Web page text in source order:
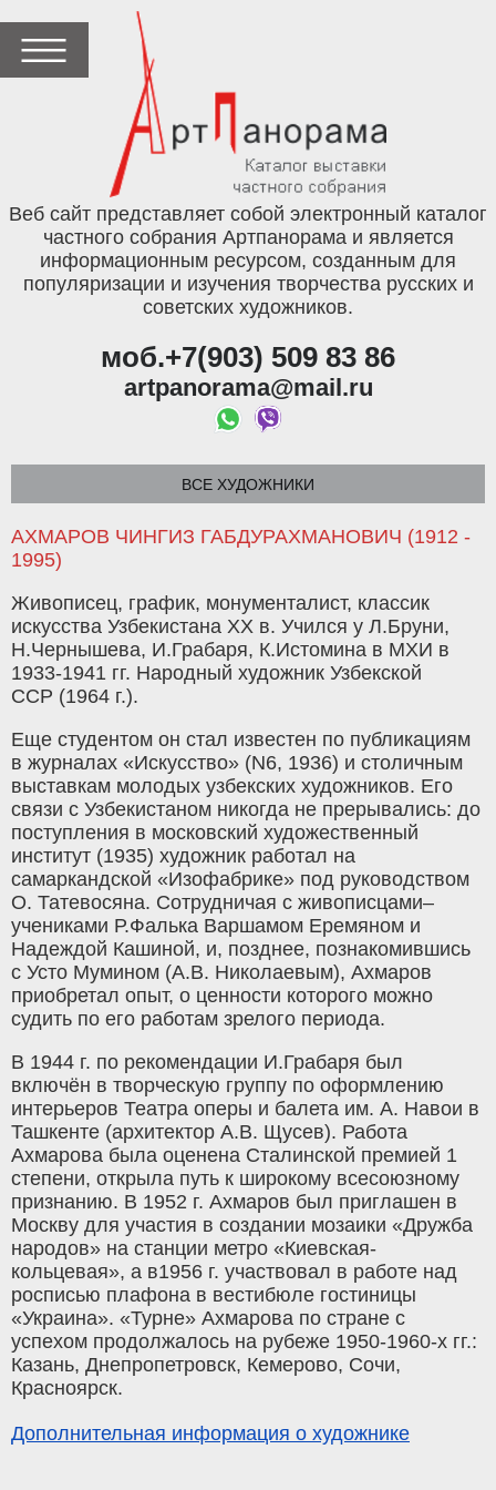
Веб сайт представляет собой электронный каталог
частного собрания Артпанорама и является
информационным ресурсом, созданным для
популяризации и изучения творчества русских и
советских художников.
моб.+7(903) 509 83 86
artpanorama@mail.ru
ВСЕ ХУДОЖНИКИ
АХМАРОВ ЧИНГИЗ ГАБДУРАХМАНОВИЧ (1912 -
1995)
Живописец, график, монументалист, классик
искусства Узбекистана ХХ в. Учился у Л.Бруни,
Н.Чернышева, И.Грабаря, К.Истомина в МХИ в
1933-1941 гг. Народный художник Узбекской
ССР (1964 г.).
Еще студентом он стал известен по публикациям
в журналах «Искусство» (N6, 1936) и столичным
выставкам молодых узбекских художников. Его
связи с Узбекистаном никогда не прерывались: до
поступления в московский художественный
институт (1935) художник работал на
самаркандской «Изофабрике» под руководством
О. Татевосяна. Сотрудничая с живописцами–
учениками Р.Фалька Варшамом Еремяном и
Надеждой Кашиной, и, позднее, познакомившись
с Усто Мумином (А.В. Николаевым), Ахмаров
приобретал опыт, о ценности которого можно
судить по его работам зрелого периода.
В 1944 г. по рекомендации И.Грабаря был
включён в творческую группу по оформлению
интерьеров Театра оперы и балета им. А. Навои в
Ташкенте (архитектор А.В. Щусев). Работа
Ахмарова была оценена Сталинской премией 1
степени, открыла путь к широкому всесоюзному
признанию. В 1952 г. Ахмаров был приглашен в
Москву для участия в создании мозаики «Дружба
народов» на станции метро «Киевская-
кольцевая», а в1956 г. участвовал в работе над
росписью плафона в вестибюле гостиницы
«Украина». «Турне» Ахмарова по стране с
успехом продолжалось на рубеже 1950-1960-х гг.:
Казань, Днепропетровск, Кемерово, Сочи,
Красноярск.
Дополнительная информация о художнике